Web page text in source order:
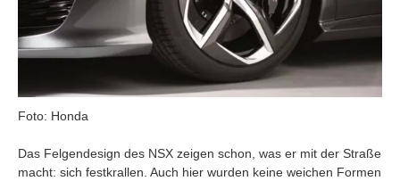
Foto: Honda
Das Felgendesign des NSX zeigen schon, was er mit der Straße
macht: sich festkrallen. Auch hier wurden keine weichen Formen